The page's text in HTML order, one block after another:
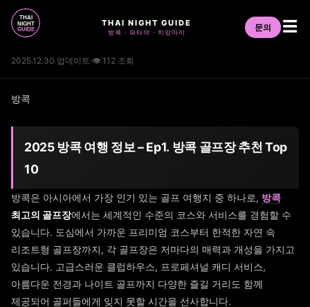
THAI NIGHT GUIDE
방콕 · 파타야 · 치앙마이 문의 ☰
2025.12.30 업데이트·👁 112 조회
방콕
2025 방콕 여행 정보 – Ep1. 방콕 골프장 추천 Top
10
방콕은 아시아에서 가장 인기 있는 골프 여행지 중 하나로, 방콕
최고의 골프장에서는 세계적인 수준의 코스와 서비스를 경험할 수
있습니다. 도심에서 가까운 프리미엄 코스부터 한적한 자연 속
리조트형 골프장까지, 각 골프장은 저마다의 매력과 개성을 가지고
있습니다. 고급스러운 클럽하우스, 프로페셔널 캐디 서비스,
아름다운 전경과 나이트 골프까지 다양한 즐길 거리도 함께
제공되어 골퍼들에게 잊지 못할 시간을 선사합니다.